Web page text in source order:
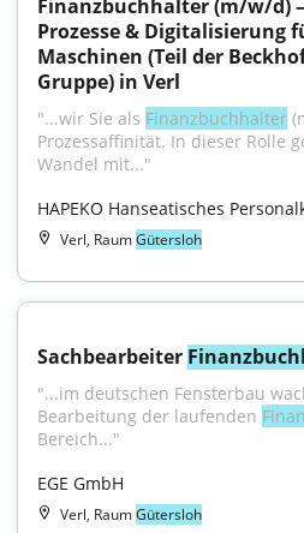
Finanzbuchhalter (m/w/d)
Prozesse & Digitalisierung
Maschinen (Teil der
Gruppe) in Verl
"...wir Sie als Finanzbuchhalter
Prozessaffinität. In dieser Rolle
Wandel mit..."
HAPEKO Hanseatisches
Verl, RaumGütersloh
Sachbearbeiter
"...im deutschen Fensterbau
Bearbeitung der laufenden
Bereich..."
EGE GmbH
Verl, RaumGütersloh